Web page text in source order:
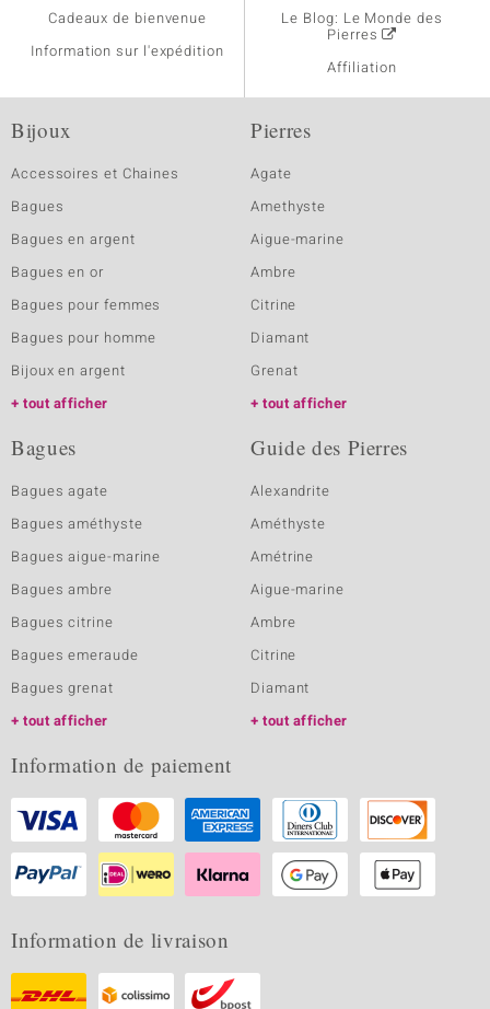
Cadeaux de bienvenue
Information sur l'expédition
Le Blog: Le Monde des
Pierres
Affiliation
Bijoux
Accessoires et Chaines
Bagues
Bagues en argent
Bagues en or
Bagues pour femmes
Bagues pour homme
Bijoux en argent
tout afficher
Pierres
Agate
Amethyste
Aigue-marine
Ambre
Citrine
Diamant
Grenat
tout afficher
Bagues
Bagues agate
Bagues améthyste
Bagues aigue-marine
Bagues ambre
Bagues citrine
Bagues emeraude
Bagues grenat
tout afficher
Guide des Pierres
Alexandrite
Améthyste
Amétrine
Aigue-marine
Ambre
Citrine
Diamant
tout afficher
Information de paiement
Information de livraison